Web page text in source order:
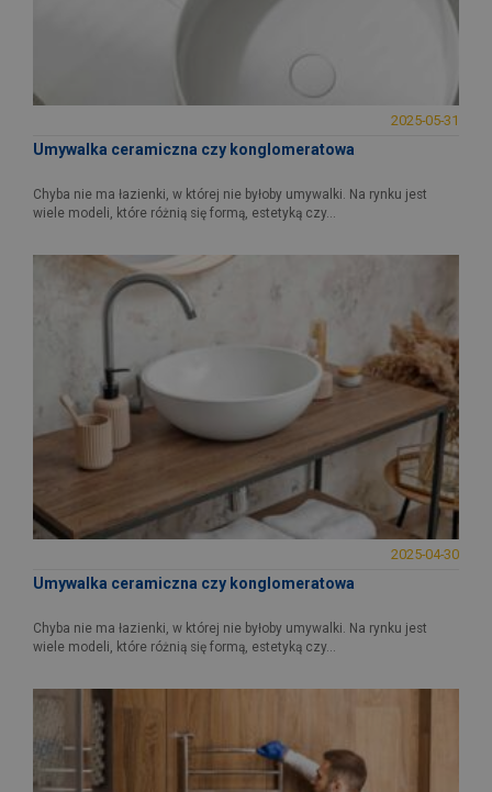
2025-05-31
Umywalka ceramiczna czy konglomeratowa
Chyba nie ma łazienki, w której nie byłoby umywalki. Na rynku jest
wiele modeli, które różnią się formą, estetyką czy...
2025-04-30
Umywalka ceramiczna czy konglomeratowa
Chyba nie ma łazienki, w której nie byłoby umywalki. Na rynku jest
wiele modeli, które różnią się formą, estetyką czy...